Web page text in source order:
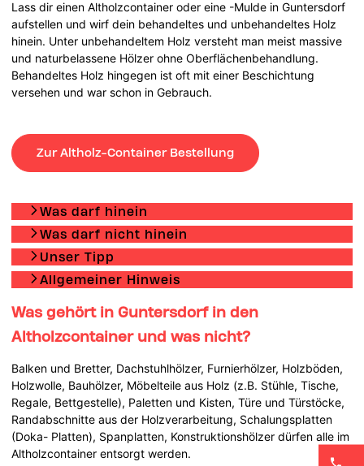
Lass dir einen Altholzcontainer oder eine -Mulde in Guntersdorf
aufstellen und wirf dein behandeltes und unbehandeltes Holz
hinein. Unter unbehandeltem Holz versteht man meist massive
und naturbelassene Hölzer ohne Oberflächenbehandlung.
Behandeltes Holz hingegen ist oft mit einer Beschichtung
versehen und war schon in Gebrauch.
Zur Altholz-Container Bestellung
Was darf hinein
Was darf nicht hinein
Unser Tipp
Allgemeiner Hinweis
Was gehört in Guntersdorf in den
Altholzcontainer und was nicht?
Balken und Bretter, Dachstuhlhölzer, Furnierhölzer, Holzböden,
Holzwolle, Bauhölzer, Möbelteile aus Holz (z.B. Stühle, Tische,
Regale, Bettgestelle), Paletten und Kisten, Türe und Türstöcke,
Randabschnitte aus der Holzverarbeitung, Schalungsplatten
(Doka- Platten), Spanplatten, Konstruktionshölzer dürfen alle im
Altholzcontainer entsorgt werden.